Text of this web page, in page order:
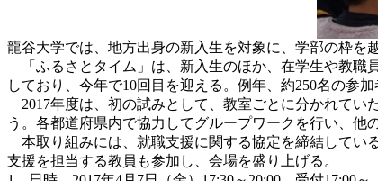
龍谷大学では、地方出身の新入生を対象に、学部の枠を
「ふるさとタイム」は、新入生のほか、在学生や教職
しており、今年で10回目を迎える。例年、約250名の参
2017年度は、初の試みとして、教室ごとに分かれてい
う。各都道府県内で協力してグループワークを行い、他
本取り組みには、就職支援に関する協定を締結してい
支援を担当する教員も参加し、会場を盛り上げる。